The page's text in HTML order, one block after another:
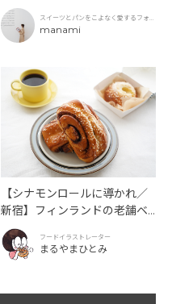
9 OCHANOMIZU」の抹茶ア
フタヌーンティーと新作クリ
ームソーダ
スイーツとパンをこよなく愛するフォト
グラファー
manami
【シナモンロールに導かれ／
新宿】フィンランドの老舗ベ
ーカリーカフェが日本上陸！
「Ekberg（エクベリ）」
フードイラストレーター
まるやまひとみ